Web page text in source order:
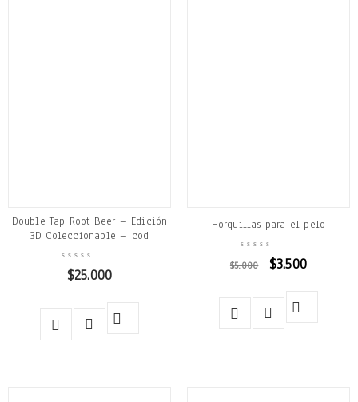
Double Tap Root Beer – Edición
3D Coleccionable – cod
$25.000
Horquillas para el pelo
$5.000 $3.500